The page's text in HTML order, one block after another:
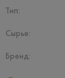
Тип:
Сырье:
Бренд: